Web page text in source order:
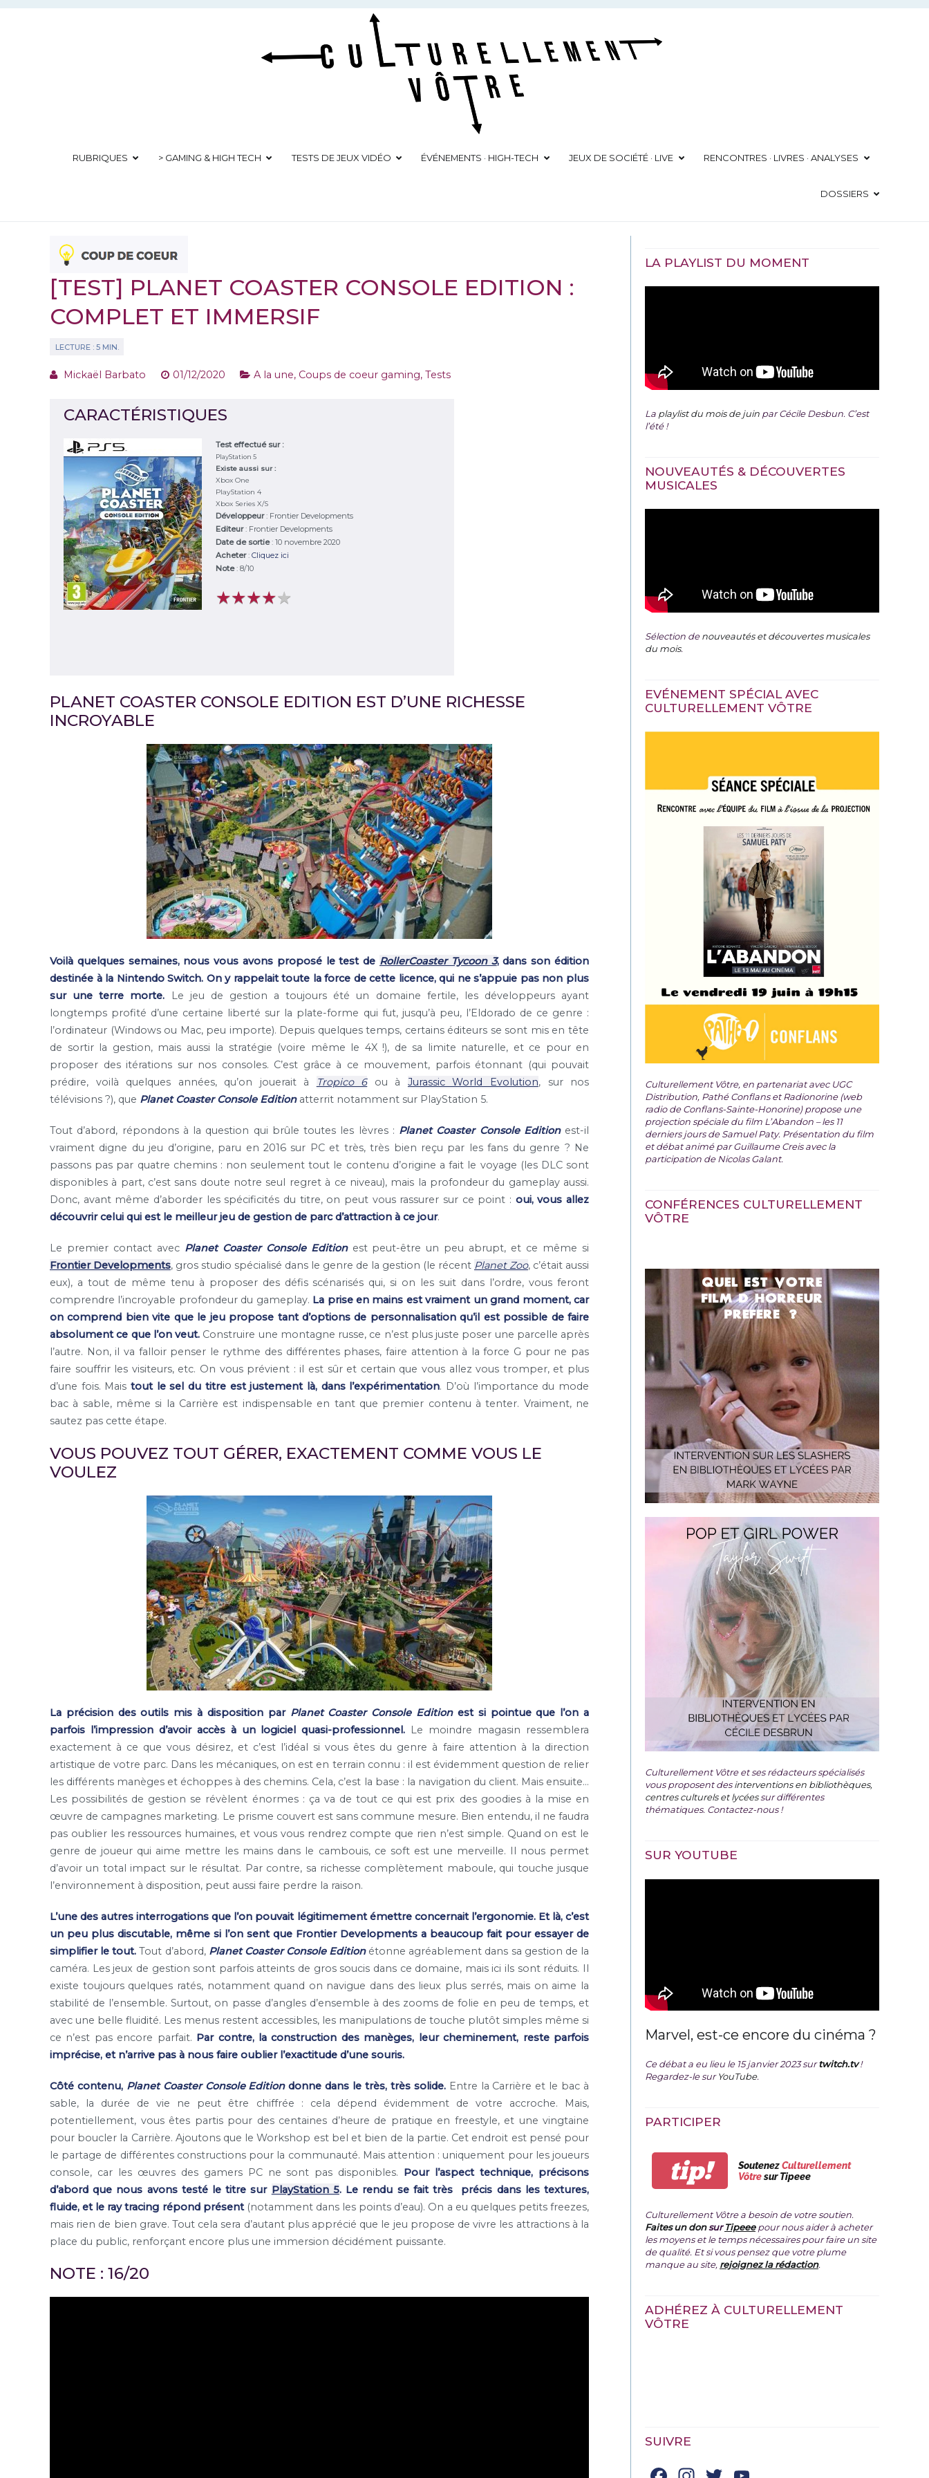
Aller
RUBRIQUES > GAMING & HIGH TECH TESTS DE JEUX VIDÉO ÉVÉNEMENTS · HIGH-TECH JEUX DE SOCIÉTÉ · LIVE RENCONTRES · LIVRES · ANALYSES
DOSSIERS
[TEST] PLANET COASTER CONSOLE EDITION :
COMPLET ET IMMERSIF
Mickaël Barbato 01/12/2020 A la une, Coups de coeur gaming,Tests
CARACTÉRISTIQUES
Test effectué sur :
PlayStation 5
Existe aussi sur :
Xbox One
PlayStation 4
Xbox Series X/S
Développeur: Frontier Developments
Editeur: Frontier Developments
Date de sortie: 10 novembre 2020
Acheter: Cliquez ici
Note: 8/10
★★★★★
★★★★★
PLANET COASTER CONSOLE EDITION EST D’UNE RICHESSE
INCROYABLE
Voilà quelques semaines, nous vous avons proposé le test de RollerCoaster Tycoon 3, dans son édition
destinée à la Nintendo Switch. On y rappelait toute la force de cette licence, qui ne s’appuie pas non plus
sur une terre morte. Le jeu de gestion a toujours été un domaine fertile, les développeurs ayant
longtemps profité d’une certaine liberté sur la plate-forme qui fut, jusqu’à peu, l’Eldorado de ce genre :
l’ordinateur (Windows ou Mac, peu importe). Depuis quelques temps, certains éditeurs se sont mis en tête
de sortir la gestion, mais aussi la stratégie (voire même le 4X !), de sa limite naturelle, et ce pour en
proposer des itérations sur nos consoles. C’est grâce à ce mouvement, parfois étonnant (qui pouvait
prédire, voilà quelques années, qu’on jouerait à
Tropico 6ou à Jurassic World Evolution, sur nos
télévisions ?), que Planet Coaster Console Editionatterrit notamment sur PlayStation 5.
Tout d’abord, répondons à la question qui brûle toutes les lèvres : Planet Coaster Console Editionest-il
vraiment digne du jeu d’origine, paru en 2016 sur PC et très, très bien reçu par les fans du genre ? Ne
passons pas par quatre chemins : non seulement tout le contenu d’origine a fait le voyage (les DLC sont
disponibles à part, c’est sans doute notre seul regret à ce niveau), mais la profondeur du gameplay aussi.
Donc, avant même d’aborder les spécificités du titre, on peut vous rassurer sur ce point : oui, vous allez
découvrir celui qui est le meilleur jeu de gestion de parc d’attraction à ce jour.
Le premier contact avec Planet Coaster Console Editionest peut-être un peu abrupt, et ce même si
Frontier Developments, gros studio spécialisé dans le genre de la gestion (le récent Planet Zoo, c’était aussi
eux), a tout de même tenu à proposer des défis scénarisés qui, si on les suit dans l’ordre, vous feront
comprendre l’incroyable profondeur du gameplay. La prise en mains est vraiment un grand moment, car
on comprend bien vite que le jeu propose tant d’options de personnalisation qu’il est possible de faire
absolument ce que l’on veut. Construire une montagne russe, ce n’est plus juste poser une parcelle après
l’autre. Non, il va falloir penser le rythme des différentes phases, faire attention à la force G pour ne pas
faire souffrir les visiteurs, etc. On vous prévient : il est sûr et certain que vous allez vous tromper, et plus
d’une fois. Maistout le sel du titre est justement là, dans l’expérimentation. D’où l’importance du mode
bac à sable, même si la Carrière est indispensable en tant que premier contenu à tenter. Vraiment, ne
sautez pas cette étape.
VOUS POUVEZ TOUT GÉRER, EXACTEMENT COMME VOUS LE
VOULEZ
La précision des outils mis à disposition par Planet Coaster Console Editionest si pointue que l’on a
parfois l’impression d’avoir accès à un logiciel quasi-professionnel. Le moindre magasin ressemblera
exactement à ce que vous désirez, et c’est l’idéal si vous êtes du genre à faire attention à la direction
artistique de votre parc. Dans les mécaniques, on est en terrain connu : il est évidemment question de relier
les différents manèges et échoppes à des chemins. Cela, c’est la base : la navigation du client. Mais ensuite…
Les possibilités de gestion se révèlent énormes : ça va de tout ce qui est prix des goodies à la mise en
œuvre de campagnes marketing. Le prisme couvert est sans commune mesure. Bien entendu, il ne faudra
pas oublier les ressources humaines, et vous vous rendrez compte que rien n’est simple. Quand on est le
genre de joueur qui aime mettre les mains dans le cambouis, ce soft est une merveille. Il nous permet
d’avoir un total impact sur le résultat. Par contre, sa richesse complètement maboule, qui touche jusque
l’environnement à disposition, peut aussi faire perdre la raison.
L’une des autres interrogations que l’on pouvait légitimement émettre concernait l’ergonomie. Et là, c’est
un peu plus discutable, même si l’on sent que Frontier Developments a beaucoup fait pour essayer de
simplifier le tout. Tout d’abord, Planet Coaster Console Editionétonne agréablement dans sa gestion de la
caméra. Les jeux de gestion sont parfois atteints de gros soucis dans ce domaine, mais ici ils sont réduits. Il
existe toujours quelques ratés, notamment quand on navigue dans des lieux plus serrés, mais on aime la
stabilité de l’ensemble. Surtout, on passe d’angles d’ensemble à des zooms de folie en peu de temps, et
avec une belle fluidité. Les menus restent accessibles, les manipulations de touche plutôt simples même si
ce n’est pas encore parfait. Par contre, la construction des manèges, leur cheminement, reste parfois
imprécise, et n’arrive pas à nous faire oublier l’exactitude d’une souris.
Côté contenu, Planet Coaster Console Editiondonne dans le très, très solide.Entre la Carrière et le bac à
sable, la durée de vie ne peut être chiffrée : cela dépend évidemment de votre accroche. Mais,
potentiellement, vous êtes partis pour des centaines d’heure de pratique en freestyle, et une vingtaine
pour boucler la Carrière. Ajoutons que le Workshop est bel et bien de la partie. Cet endroit est pensé pour
le partage de différentes constructions pour la communauté. Mais attention : uniquement pour les joueurs
console, car les œuvres des gamers PC ne sont pas disponibles. Pour l’aspect technique, précisons
d’abord que nous avons testé le titre sur PlayStation 5. Le rendu se fait très précis dans les textures,
fluide, et le ray tracing répond présent(notamment dans les points d’eau). On a eu quelques petits freezes,
mais rien de bien grave. Tout cela sera d’autant plus apprécié que le jeu propose de vivre les attractions à la
place du public, renforçant encore plus une immersion décidément puissante.
NOTE : 16/20
LA PLAYLIST DU MOMENT
La playlist du mois de juin par Cécile Desbun. C’est
l’été !
NOUVEAUTÉS & DÉCOUVERTES
MUSICALES
Sélection denouveautés et découvertes musicales
du mois.
EVÉNEMENT SPÉCIAL AVEC
CULTURELLEMENT VÔTRE
Culturellement Vôtre, en partenariat avec UGC
Distribution, Pathé Conflans et Radionorine (web
radio de Conflans-Sainte-Honorine) propose une
projection spéciale du film L’Abandon – les 11
derniers jours de Samuel Paty. Présentation du film
et débat animé par Guillaume Creis avec la
participation de Nicolas Galant.
CONFÉRENCES CULTURELLEMENT
VÔTRE
Culturellement Vôtre et ses rédacteurs spécialisés
vous proposent desinterventions en bibliothèques,
centres culturels et lycéessur différentes
thématiques. Contactez-nous !
SUR YOUTUBE
Marvel, est-ce encore du cinéma ?
Ce débat a eu lieu le 15 janvier 2023 surtwitch.tv !
Regardez-le surYouTube.
PARTICIPER
tip! SoutenezCulturellement
Vôtresur Tipeee
Culturellement Vôtre a besoin de votre soutien.
Faites un donsurTipeeepour nous aider à acheter
les moyens et le temps nécessaires pour faire un site
de qualité. Et si vous pensez que votre plume
manque au site, rejoignez la rédaction.
ADHÉREZ À CULTURELLEMENT
VÔTRE
SUIVRE